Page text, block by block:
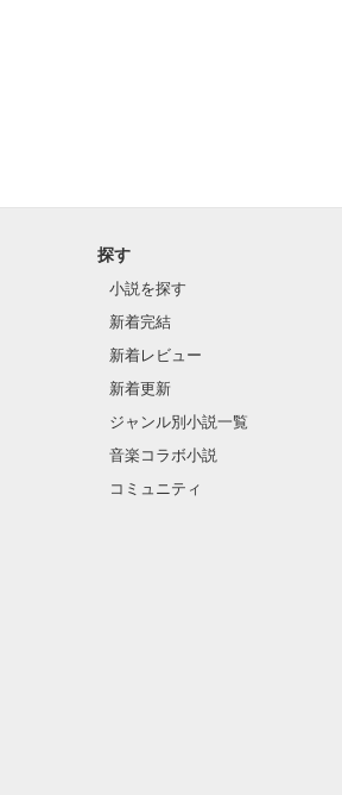
探す
小説を探す
新着完結
新着レビュー
新着更新
ジャンル別小説一覧
音楽コラボ小説
コミュニティ